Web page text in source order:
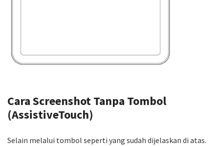
Cara Screenshot Tanpa Tombol
(AssistiveTouch)
Selain melalui tombol seperti yang sudah dijelaskan di atas.